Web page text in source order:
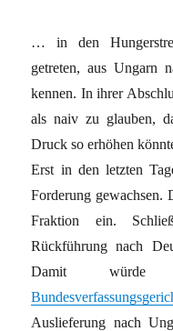
… in den
getreten, aus Ungarn
kennen. In ihrer
als naiv zu glauben,
Druck so erhöhen
Erst in den letzten
Forderung gewachsen.
Fraktion ein.
Rückführung nach
Damit
Auslieferung nach